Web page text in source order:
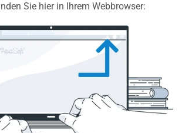
Sie hier in Ihrem Webbrowser: